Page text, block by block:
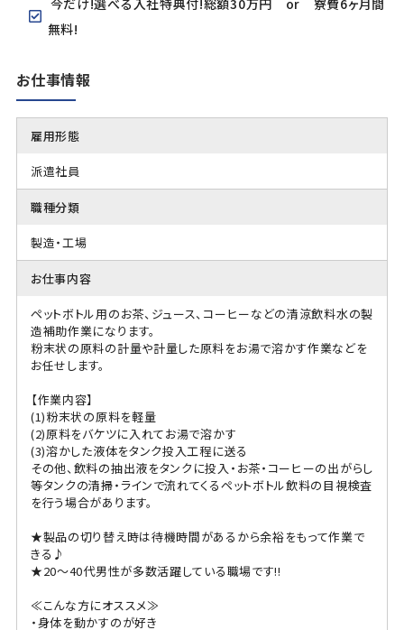
無料!
お仕事情報
雇用形態
派遣社員
職種分類
製造・工場
お仕事内容
ペットボトル用のお茶、ジュース、コーヒーなどの清涼飲料水の製
造補助作業になります。
粉末状の原料の計量や計量した原料をお湯で溶かす作業などを
お任せします。
【作業内容】
(1)粉末状の原料を軽量
(2)原料をバケツに入れてお湯で溶かす
(3)溶かした液体をタンク投入工程に送る
その他、飲料の抽出液をタンクに投入・お茶・コーヒーの出がらし
等タンクの清掃・ラインで流れてくるペットボトル飲料の目視検査
を行う場合があります。
★製品の切り替え時は待機時間があるから余裕をもって作業で
きる♪
★20～40代男性が多数活躍している職場です!!
≪こんな方にオススメ≫
・身体を動かすのが好き